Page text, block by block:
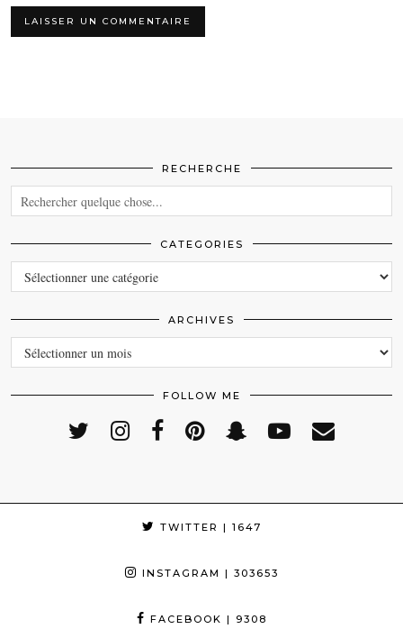
RECHERCHE
CATEGORIES
CATEGORIES
ARCHIVES
ARCHIVES
FOLLOW ME
TWITTER | 1647
INSTAGRAM | 303653
FACEBOOK | 9308